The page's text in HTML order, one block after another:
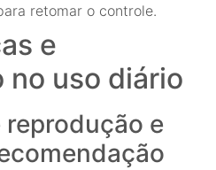
retomar o controle.
e
no uso diário
e